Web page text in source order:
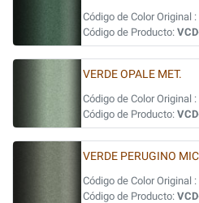
Código de Color Original :
Código de Producto:
VERDE OPALE MET.
Código de Color Original :
Código de Producto:
VERDE PERUGINO
Código de Color Original :
Código de Producto: